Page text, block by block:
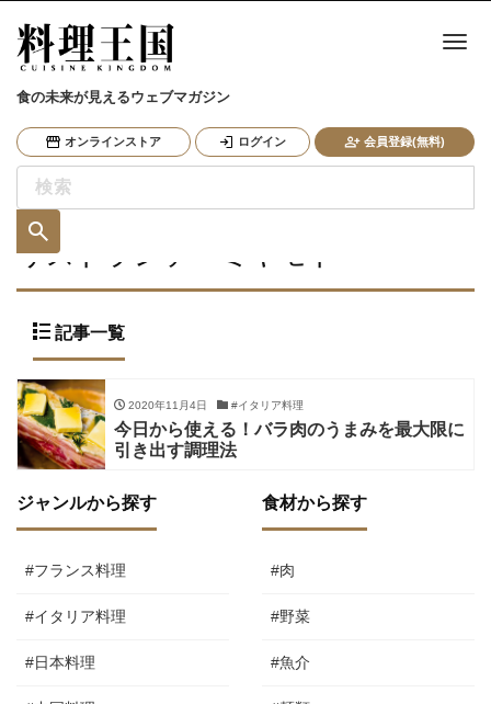
食の未来が見えるウェブマガジン
オンラインストア ログイン 会員登録(無料)
ナ
リストランテ・ミヤモト
記事一覧
2020年11月4日 #イタリア料理
今日から使える！バラ肉のうまみを最大限に
引き出す調理法
ジャンルから探す
#フランス料理
#イタリア料理
#日本料理
食材から探す
#肉
#野菜
#魚介